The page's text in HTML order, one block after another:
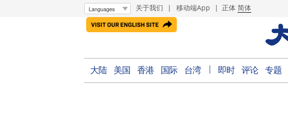
关于我们 | 移动端App | 正体 简体
大陆 美国 香港 国际 台湾 即时 评论 专题